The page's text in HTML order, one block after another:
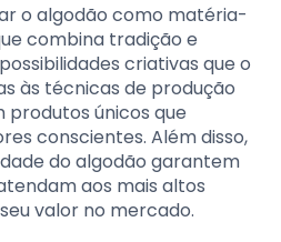
o algodão como matéria-
combina tradição e
criativas que o
às técnicas de produção
únicos que
conscientes. Além disso,
do algodão garantem
aos mais altos
valor no mercado.